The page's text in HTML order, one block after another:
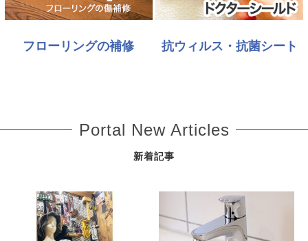
フローリングの補修 抗ウィルス・抗菌シート
Portal New Articles
新着記事